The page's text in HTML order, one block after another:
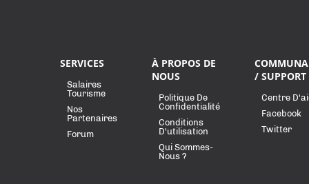
SERVICES
Salaires
Tourisme
Nos
Partenaires
Forum
À PROPOS DE
NOUS
Politique De
Confidentialité
Conditions
D'utilisation
Qui Sommes-
Nous ?
/ SUPPORT
Centre
Facebook
Twitter